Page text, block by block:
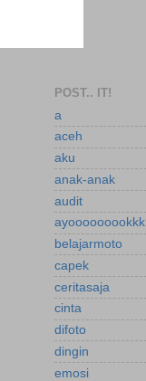
POST.. IT!
a
aceh
aku
anak-anak
audit
ayooooooookkk
belajarmoto
capek
ceritasaja
cinta
difoto
dingin
emosi